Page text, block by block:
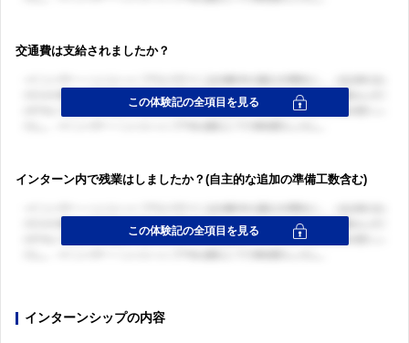
交通費は支給されましたか？
インターン内で残業はしましたか？(自主的な追加の準備工数含む)
インターンシップの内容